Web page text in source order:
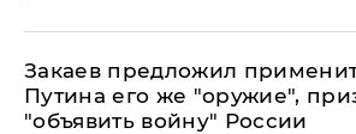
Закаев предложил
Путина его же "оружие",
"объявить войну" России